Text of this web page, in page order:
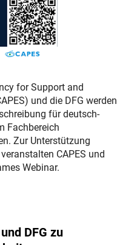
for Support and
und die DFG werden
für deutsch-
Fachbereich
Zur Unterstützung
CAPES und
Webinar.
DFG zu